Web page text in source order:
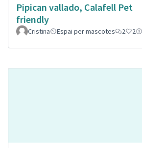
Pipican vallado, Calafell Pet
friendly
Cristina
Espai per mascotes 2 2